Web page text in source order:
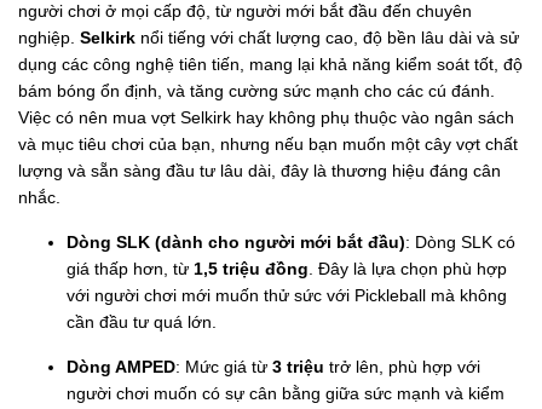
người chơi ở mọi cấp độ, từ người mới bắt đầu đến chuyên
nghiệp. Selkirk nổi tiếng với chất lượng cao, độ bền lâu dài và sử
dụng các công nghệ tiên tiến, mang lại khả năng kiểm soát tốt, độ
bám bóng ổn định, và tăng cường sức mạnh cho các cú đánh.
Việc có nên mua vợt Selkirk hay không phụ thuộc vào ngân sách
và mục tiêu chơi của bạn, nhưng nếu bạn muốn một cây vợt chất
lượng và sẵn sàng đầu tư lâu dài, đây là thương hiệu đáng cân
nhắc.
Dòng SLK (dành cho người mới bắt đầu): Dòng SLK có
giá thấp hơn, từ 1,5 triệu đồng . Đây là lựa chọn phù hợp
với người chơi mới muốn thử sức với Pickleball mà không
cần đầu tư quá lớn.
Dòng AMPED: Mức giá từ 3 triệu trở lên, phù hợp với
người chơi muốn có sự cân bằng giữa sức mạnh và kiểm